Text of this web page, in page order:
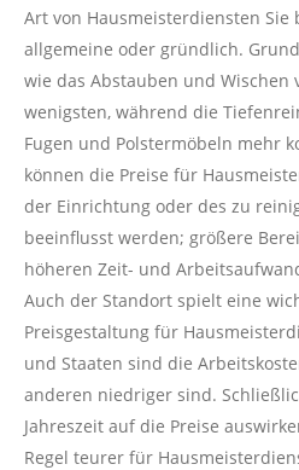
Art von Hausmeisterdiensten Sie
allgemeine oder gründlich.
wie das Abstauben und Wischen
wenigsten, während die
Fugen und Polstermöbeln mehr
können die Preise für
der Einrichtung oder des zu
beeinflusst werden; größere
höheren Zeit- und
Auch der Standort spielt eine
Preisgestaltung für
und Staaten sind die
anderen niedriger sind.
Jahreszeit auf die Preise
Regel teurer für